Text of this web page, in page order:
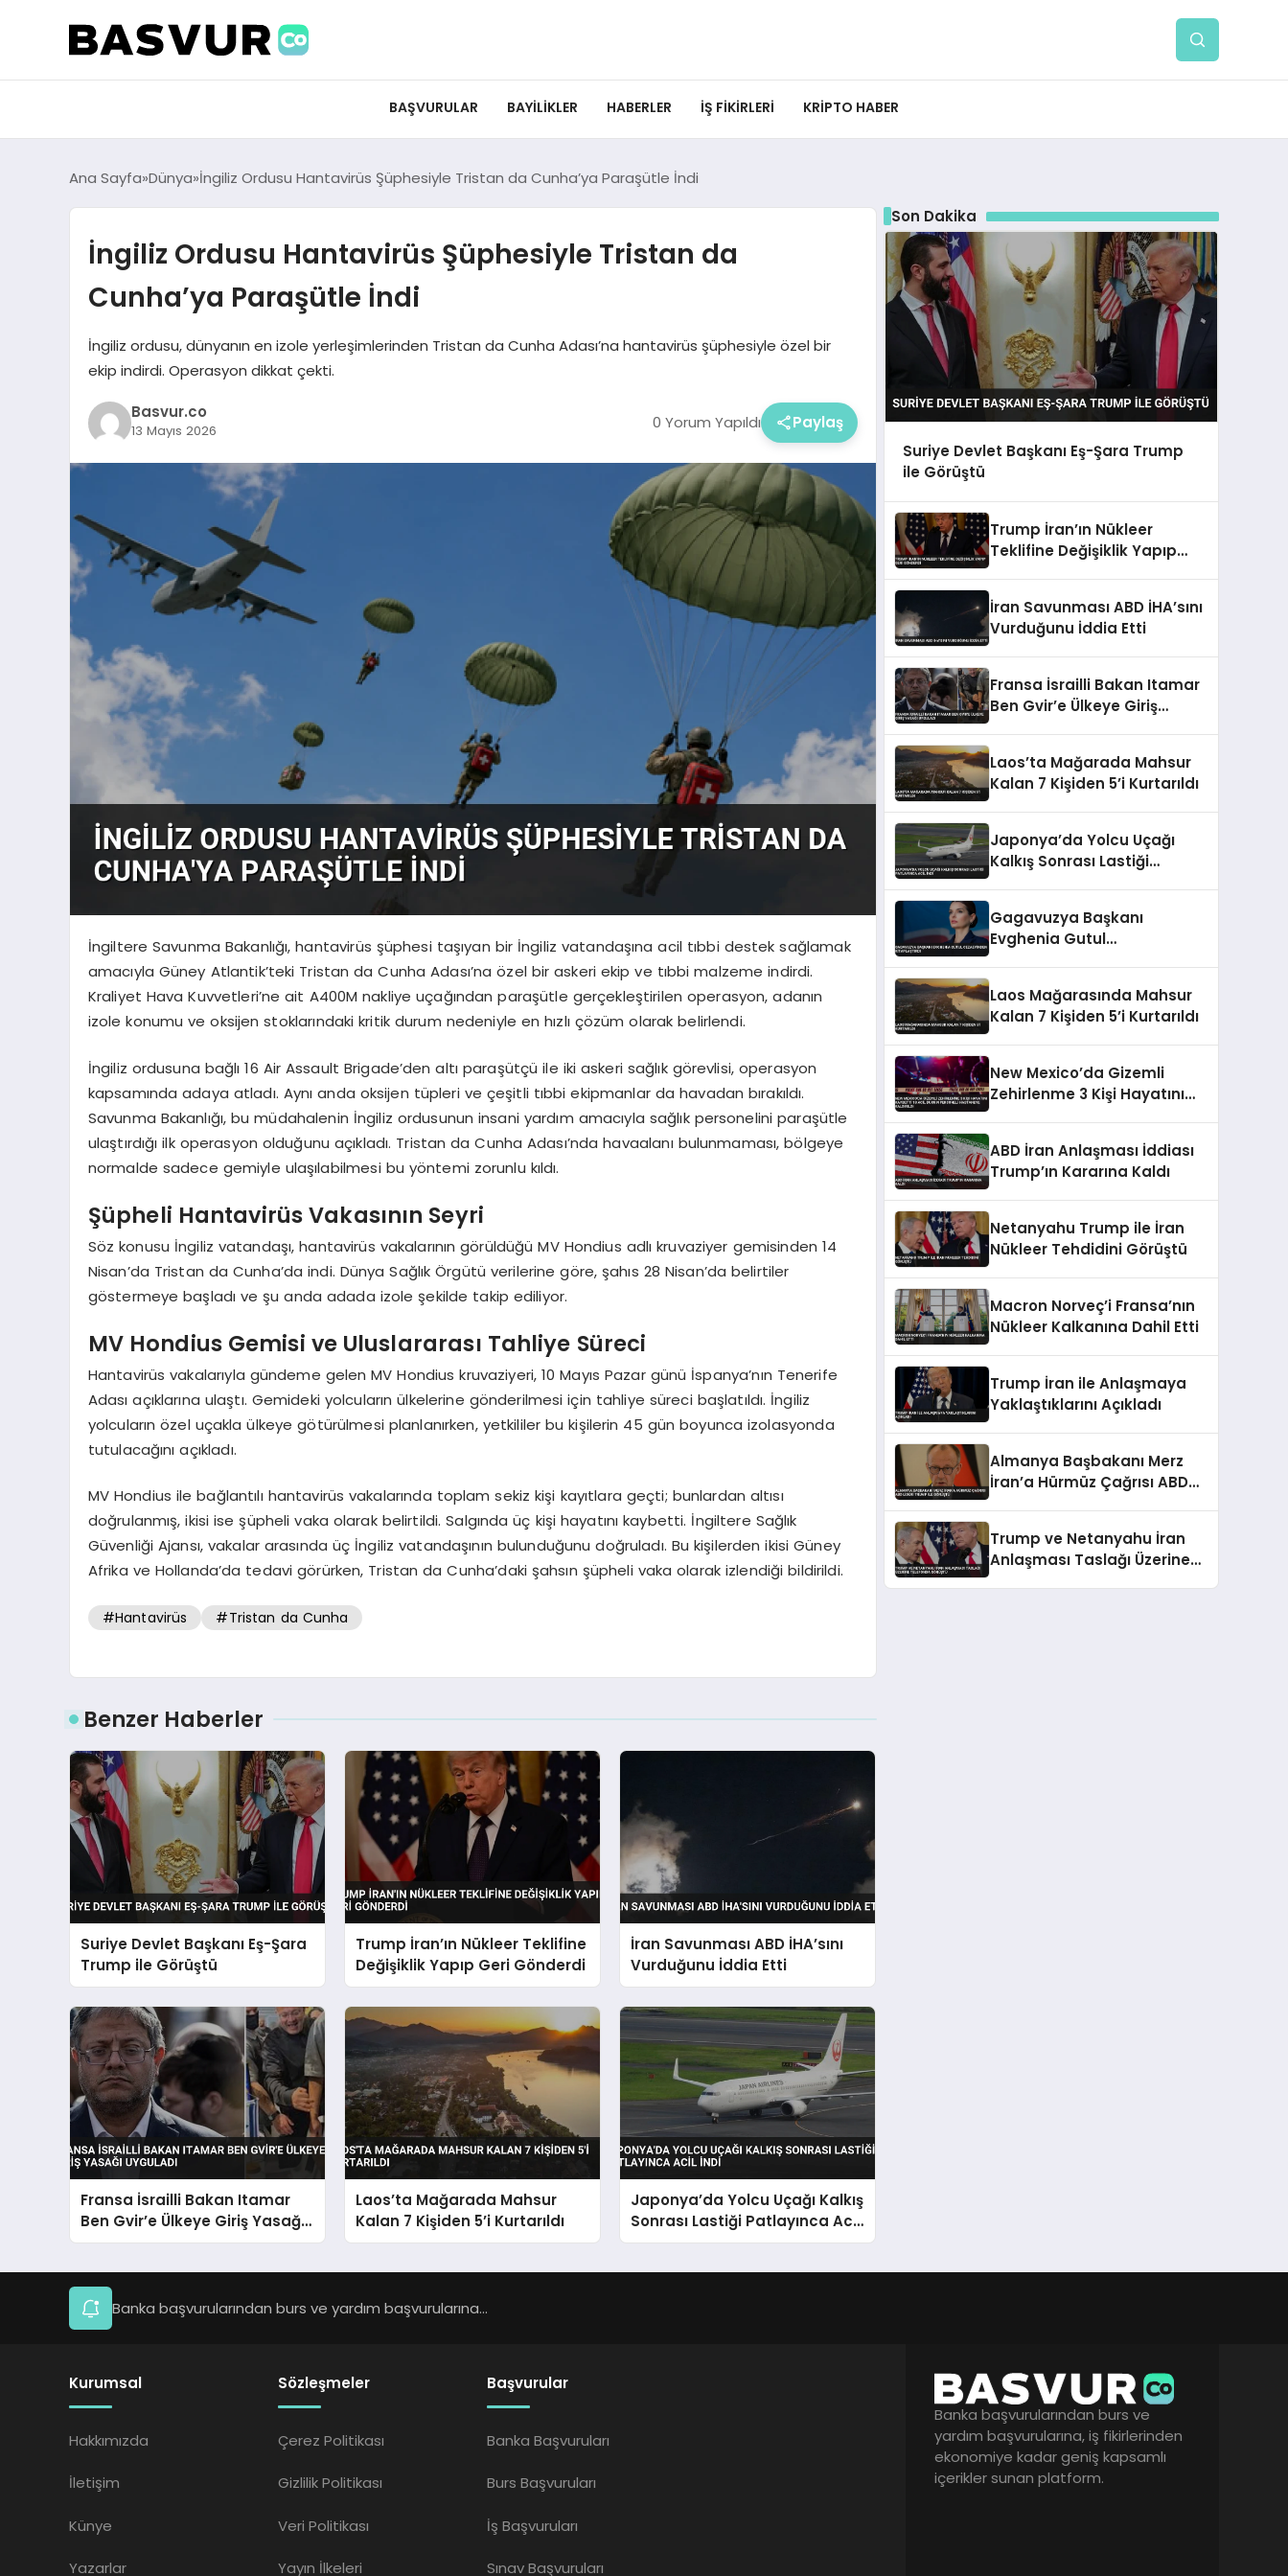
BAŞVURULAR BAYILIKLER HABERLER İŞ FIKIRLERI KRIPTO HABER
Ana Sayfa Dünya İngiliz Ordusu Hantavirüs Şüphesiyle Tristan da Cunha’ya Paraşütle İndi
İngiliz Ordusu Hantavirüs Şüphesiyle Tristan da
Cunha’ya Paraşütle İndi
İngiliz ordusu, dünyanın en izole yerleşimlerinden Tristan da Cunha Adası’na hantavirüs şüphesiyle özel bir
ekip indirdi. Operasyon dikkat çekti.
Basvur.co
13 Mayıs 2026 0 Yorum Yapıldı Paylaş
İngiltere Savunma Bakanlığı, hantavirüs şüphesi taşıyan bir İngiliz vatandaşına acil tıbbi destek sağlamak
amacıyla Güney Atlantik’teki Tristan da Cunha Adası’na özel bir askeri ekip ve tıbbi malzeme indirdi.
Kraliyet Hava Kuvvetleri’ne ait A400M nakliye uçağından paraşütle gerçekleştirilen operasyon, adanın
izole konumu ve oksijen stoklarındaki kritik durum nedeniyle en hızlı çözüm olarak belirlendi.
İngiliz ordusuna bağlı 16 Air Assault Brigade’den altı paraşütçü ile iki askeri sağlık görevlisi, operasyon
kapsamında adaya atladı. Aynı anda oksijen tüpleri ve çeşitli tıbbi ekipmanlar da havadan bırakıldı.
Savunma Bakanlığı, bu müdahalenin İngiliz ordusunun insani yardım amacıyla sağlık personelini paraşütle
ulaştırdığı ilk operasyon olduğunu açıkladı. Tristan da Cunha Adası’nda havaalanı bulunmaması, bölgeye
normalde sadece gemiyle ulaşılabilmesi bu yöntemi zorunlu kıldı.
Şüpheli Hantavirüs Vakasının Seyri
Söz konusu İngiliz vatandaşı, hantavirüs vakalarının görüldüğü MV Hondius adlı kruvaziyer gemisinden 14
Nisan’da Tristan da Cunha’da indi. Dünya Sağlık Örgütü verilerine göre, şahıs 28 Nisan’da belirtiler
göstermeye başladı ve şu anda adada izole şekilde takip ediliyor.
MV Hondius Gemisi ve Uluslararası Tahliye Süreci
Hantavirüs vakalarıyla gündeme gelen MV Hondius kruvaziyeri, 10 Mayıs Pazar günü İspanya’nın Tenerife
Adası açıklarına ulaştı. Gemideki yolcuların ülkelerine gönderilmesi için tahliye süreci başlatıldı. İngiliz
yolcuların özel uçakla ülkeye götürülmesi planlanırken, yetkililer bu kişilerin 45 gün boyunca izolasyonda
tutulacağını açıkladı.
MV Hondius ile bağlantılı hantavirüs vakalarında toplam sekiz kişi kayıtlara geçti; bunlardan altısı
doğrulanmış, ikisi ise şüpheli vaka olarak belirtildi. Salgında üç kişi hayatını kaybetti. İngiltere Sağlık
Güvenliği Ajansı, vakalar arasında üç İngiliz vatandaşının bulunduğunu doğruladı. Bu kişilerden ikisi Güney
Afrika ve Hollanda’da tedavi görürken, Tristan da Cunha’daki şahsın şüpheli vaka olarak izlendiği bildirildi.
#Hantavirüs #Tristan da Cunha
Benzer Haberler
Suriye Devlet Başkanı Eş-Şara
Trump ile Görüştü
Trump İran’ın Nükleer Teklifine
Değişiklik Yapıp Geri Gönderdi
İran Savunması ABD İHA’sını
Vurduğunu İddia Etti
Fransa İsrailli Bakan Itamar
Ben Gvir’e Ülkeye Giriş Yasağı
Uyguladı
Laos’ta Mağarada Mahsur
Kalan 7 Kişiden 5’i Kurtarıldı
Japonya’da Yolcu Uçağı Kalkış
Sonrası Lastiği Patlayınca Acil
İndi
Son Dakika
Suriye Devlet Başkanı Eş-Şara Trump
ile Görüştü
Trump İran’ın Nükleer
Teklifine Değişiklik Yapıp
İran Savunması ABD İHA’sını
Vurduğunu İddia Etti
Fransa İsrailli Bakan Itamar
Ben Gvir’e Ülkeye Giriş
Laos’ta Mağarada Mahsur
Kalan 7 Kişiden 5’i Kurtarıldı
Japonya’da Yolcu Uçağı
Kalkış Sonrası Lastiği
Gagavuzya Başkanı
Evghenia Gutul
Laos Mağarasında Mahsur
Kalan 7 Kişiden 5’i Kurtarıldı
New Mexico’da Gizemli
Zehirlenme 3 Kişi Hayatını
Kaldırıldı
ABD İran Anlaşması İddiası
Trump’ın Kararına Kaldı
Netanyahu Trump ile İran
Nükleer Tehdidini Görüştü
Macron Norveç’i Fransa’nın
Nükleer Kalkanına Dahil Etti
Trump İran ile Anlaşmaya
Yaklaştıklarını Açıkladı
Almanya Başbakanı Merz
İran’a Hürmüz Çağrısı ABD
Trump ve Netanyahu İran
Anlaşması Taslağı Üzerine
Banka başvurularından burs ve yardım başvurularına...
Kurumsal
Hakkımızda
İletişim
Künye
Yazarlar
Sözleşmeler
Çerez Politikası
Gizlilik Politikası
Veri Politikası
Yayın İlkeleri
Başvurular
Banka Başvuruları
Burs Başvuruları
İş Başvuruları
Sınav Başvuruları
Banka başvurularından burs ve
yardım başvurularına, iş fikirlerinden
ekonomiye kadar geniş kapsamlı
içerikler sunan platform.